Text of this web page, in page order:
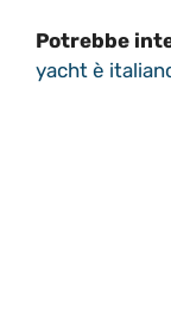
Potrebbe
yacht è